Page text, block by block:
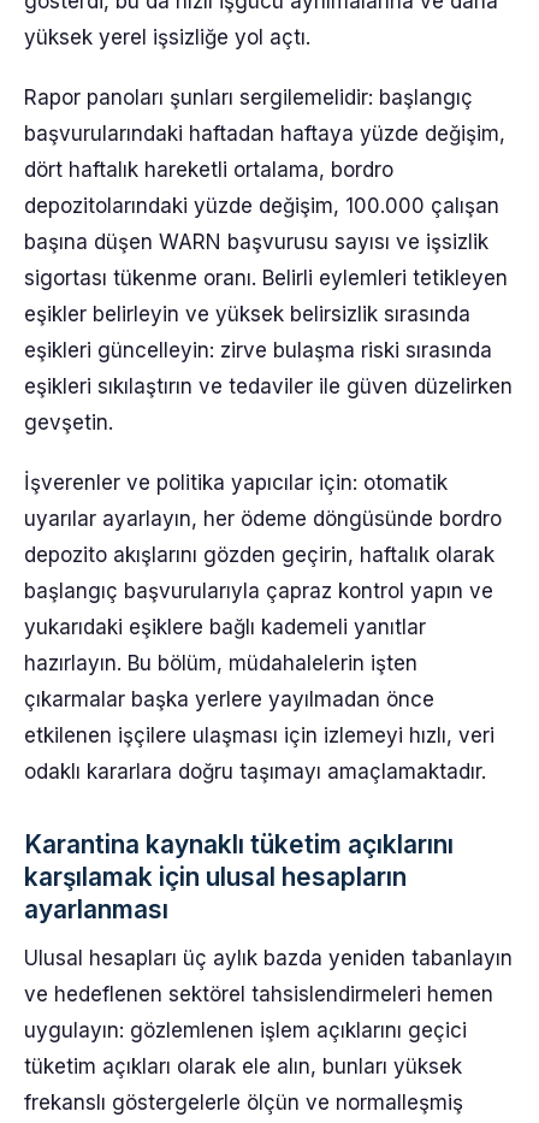
yüksek yerel işsizliğe yol açtı.
Rapor panoları şunları sergilemelidir: başlangıç
başvurularındaki haftadan haftaya yüzde değişim,
dört haftalık hareketli ortalama, bordro
depozitolarındaki yüzde değişim, 100.000 çalışan
başına düşen WARN başvurusu sayısı ve işsizlik
sigortası tükenme oranı. Belirli eylemleri tetikleyen
eşikler belirleyin ve yüksek belirsizlik sırasında
eşikleri güncelleyin: zirve bulaşma riski sırasında
eşikleri sıkılaştırın ve tedaviler ile güven düzelirken
gevşetin.
İşverenler ve politika yapıcılar için: otomatik
uyarılar ayarlayın, her ödeme döngüsünde bordro
depozito akışlarını gözden geçirin, haftalık olarak
başlangıç başvurularıyla çapraz kontrol yapın ve
yukarıdaki eşiklere bağlı kademeli yanıtlar
hazırlayın. Bu bölüm, müdahalelerin işten
çıkarmalar başka yerlere yayılmadan önce
etkilenen işçilere ulaşması için izlemeyi hızlı, veri
odaklı kararlara doğru taşımayı amaçlamaktadır.
Karantina kaynaklı tüketim açıklarını
karşılamak için ulusal hesapların
ayarlanması
Ulusal hesapları üç aylık bazda yeniden tabanlayın
ve hedeflenen sektörel tahsislendirmeleri hemen
uygulayın: gözlemlenen işlem açıklarını geçici
tüketim açıkları olarak ele alın, bunları yüksek
frekanslı göstergelerle ölçün ve normalleşmiş